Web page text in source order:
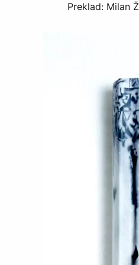
Preklad: Milan